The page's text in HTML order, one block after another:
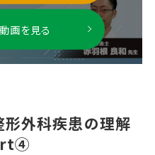
画を見る
外科疾患の理解